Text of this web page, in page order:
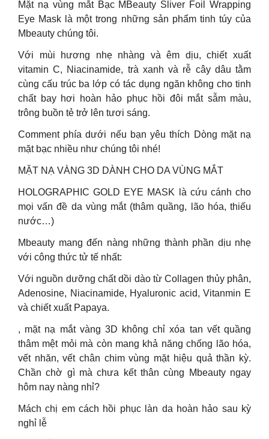
Mặt nạ vùng mắt Bạc MBeauty Sliver Foil Wrapping
Eye Mask là một trong những sản phẩm tinh túy của
Mbeauty chúng tôi.
Với mùi hương nhẹ nhàng và êm dịu, chiết xuất
vitamin C, Niacinamide, trà xanh và rễ cây dâu tằm
cùng cấu trúc ba lớp có tác dụng ngăn không cho tinh
chất bay hơi hoàn hảo phục hồi đôi mắt sẫm màu,
trông buồn tẻ trở lên tươi sáng.
Comment phía dưới nếu bạn yêu thích Dòng mặt nạ
mặt bạc nhiều như chúng tôi nhé!
MẶT NẠ VÀNG 3D DÀNH CHO DA VÙNG MẮT
HOLOGRAPHIC GOLD EYE MASK là cứu cánh cho
mọi vấn đề da vùng mắt (thâm quầng, lão hóa, thiếu
nước…)
Mbeauty mang đến nàng những thành phần dịu nhẹ
với công thức tử tế nhất:
Với nguồn dưỡng chất dồi dào từ Collagen thủy phân,
Adenosine, Niacinamide, Hyaluronic acid, Vitanmin E
và chiết xuất Papaya.
, mặt nạ mắt vàng 3D không chỉ xóa tan vết quầng
thâm mệt mỏi mà còn mang khả năng chống lão hóa,
vết nhăn, vết chân chim vùng mặt hiệu quả thần kỳ.
Chần chờ gì mà chưa kết thân cùng Mbeauty ngay
hôm nay nàng nhỉ?
Mách chị em cách hồi phục làn da hoàn hảo sau kỳ
nghỉ lễ